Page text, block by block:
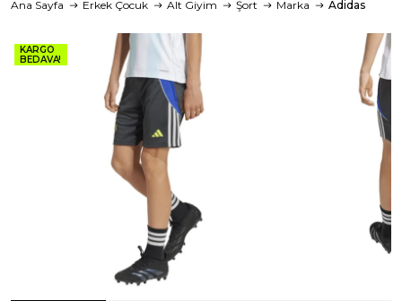
Ana Sayfa Erkek Çocuk Alt Giyim Şort Marka Adidas
KARGO
BEDAVA!